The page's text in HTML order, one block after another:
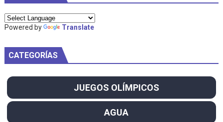
Powered by Translate
CATEGORÍAS
JUEGOS OLÍMPICOS
AGUA